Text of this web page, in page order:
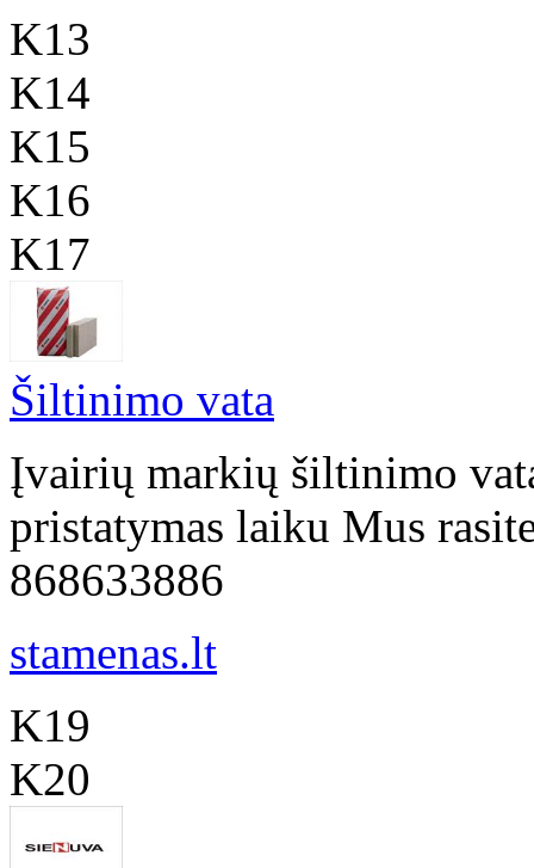
K13
K14
K15
K16
K17
Šiltinimo vata
Įvairių markių šiltinimo
pristatymas laiku Mus
868633886
stamenas.lt
K19
K20